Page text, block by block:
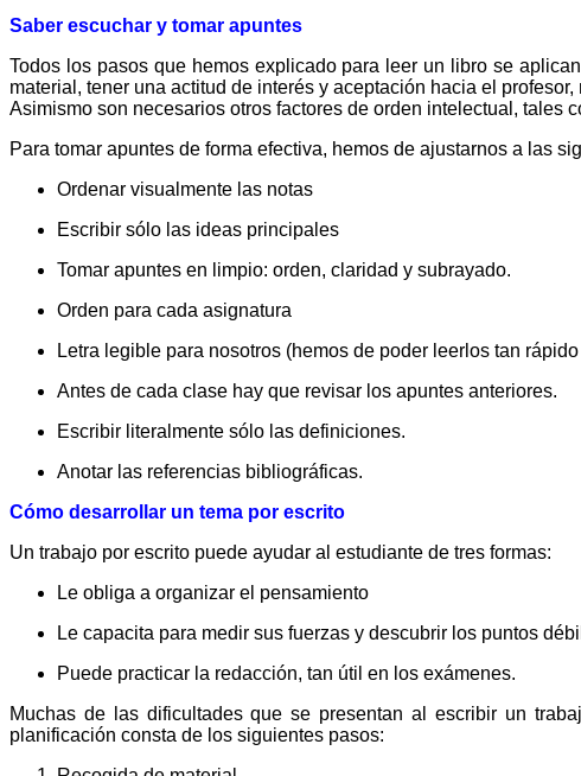
Saber escuchar y tomar apuntes
Todos los pasos que hemos explicado para leer un libro se
material, tener una actitud de interés y aceptación hacia el
Asimismo son necesarios otros factores de orden intelectual, tales
Para tomar apuntes de forma efectiva, hemos de ajustarnos a las
Ordenar visualmente las notas
Escribir sólo las ideas principales
Tomar apuntes en limpio: orden, claridad y subrayado.
Orden para cada asignatura
Letra legible para nosotros (hemos de poder leerlos tan
Antes de cada clase hay que revisar los apuntes anteriores.
Escribir literalmente sólo las definiciones.
Anotar las referencias bibliográficas.
Cómo desarrollar un tema por escrito
Un trabajo por escrito puede ayudar al estudiante de tres formas:
Le obliga a organizar el pensamiento
Le capacita para medir sus fuerzas y descubrir los puntos
Puede practicar la redacción, tan útil en los exámenes.
Muchas de las dificultades que se presentan al escribir un
planificación consta de los siguientes pasos: